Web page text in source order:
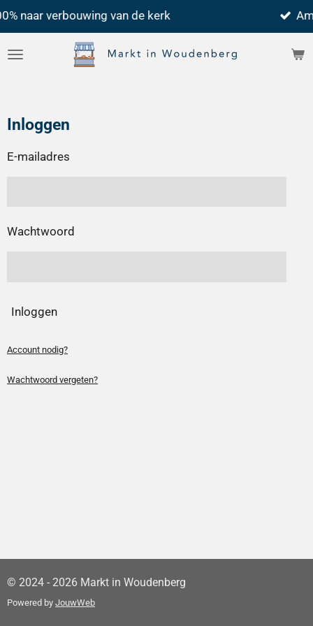
Ga
direct
naar
van de kerk
Inloggen
E-mailadres
Wachtwoord
Inloggen
Account nodig?
Wachtwoord vergeten?
© 2024 - 2026 Markt in Woudenberg
Powered by JouwWeb